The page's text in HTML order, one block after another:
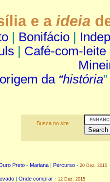
e a ideia
| Bonifácio|
Café-com-leite
da “história
Busca no site
Preto - Mariana | Percurso - 20 Dez. 2015
| Onde comprar - 12 Dez. 2015